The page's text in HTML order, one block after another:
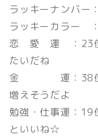
ラッキーナンバー
ラッキーカラー
恋 愛 運 ：23位
たいだね
金 運：38位 好
増えそうだよ
勉強・仕事運：
といいね☆